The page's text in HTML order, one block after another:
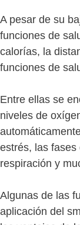
A pesar de su
funciones de
calorías, la
funciones de
Entre ellas se
niveles de
estrés, las
respiración y
Algunas de las
aplicación del